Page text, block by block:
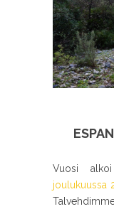
Vuosi
joulukuussa